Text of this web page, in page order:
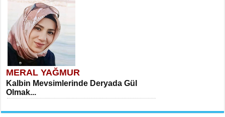
MERAL YAĞMUR
Kalbin Mevsimlerinde Deryada Gül
Olmak...